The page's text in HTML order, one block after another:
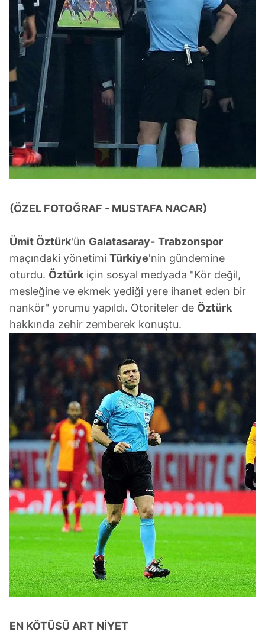
(ÖZEL FOTOĞRAF - MUSTAFA NACAR)
Ümit Öztürk'ün Galatasaray- Trabzonspor
maçındaki yönetimi Türkiye'nin gündemine
oturdu. Öztürk için sosyal medyada "Kör değil,
mesleğine ve ekmek yediği yere ihanet eden bir
nankör" yorumu yapıldı. Otoriteler de Öztürk
hakkında zehir zemberek konuştu.
​EN KÖTÜSÜ ART NİYET